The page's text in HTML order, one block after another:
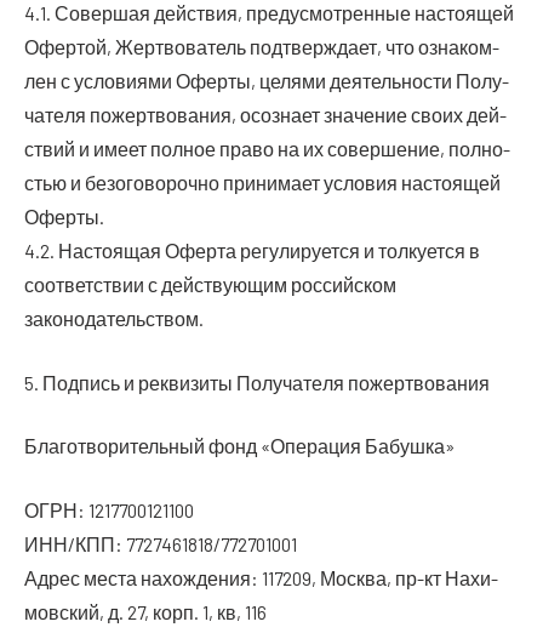
4.1. Совер­шая дей­ствия, преду­смот­рен­ные насто­я­щей
Офер­той, Жерт­во­ва­тель под­твер­жда­ет, что озна­ком­
лен с усло­ви­я­ми Офер­ты, целя­ми дея­тель­но­сти Полу­
ча­те­ля пожерт­во­ва­ния, осо­зна­ет зна­че­ние сво­их дей­
ствий и име­ет пол­ное пра­во на их совер­ше­ние, пол­но­
стью и без­ого­во­роч­но при­ни­ма­ет усло­вия насто­я­щей
Оферты.
4.2. Насто­я­щая Офер­та регу­ли­ру­ет­ся и тол­ку­ет­ся в
соот­вет­ствии с дей­ству­ю­щим рос­сий­ском
законодательством.
5. Под­пись и рек­ви­зи­ты Полу­ча­те­ля пожертвования
Бла­го­тво­ри­тель­ный фонд «Опе­ра­ция Бабушка»
ОГРН: 1217700121100
ИНН/КПП: 7727461818/772701001
Адрес места нахож­де­ния: 117209, Москва, пр-кт Нахи­
мов­ский, д. 27, корп. 1, кв, 116